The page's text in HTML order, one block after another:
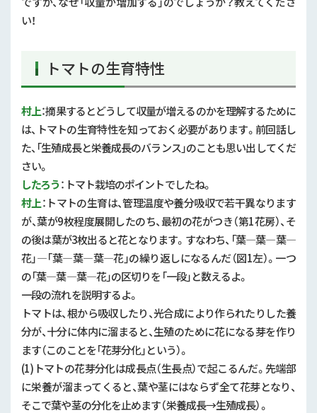
い！
トマトの生育特性
村上：摘果するとどうして収量が増えるのかを理解するために
は、トマトの生育特性を知っておく必要があります。前回話し
た、「生殖成長と栄養成長のバランス」のことも思い出してくだ
さい。
したろう：トマト栽培のポイントでしたね。
村上：トマトの生育は、管理温度や養分吸収で若干異なります
が、葉が9枚程度展開したのち、最初の花がつき（第1花房）、そ
の後は葉が3枚出ると花となります。すなわち、「葉―葉―葉―
花」―「葉―葉―葉―花」の繰り返しになるんだ（図1左）。一つ
の「葉―葉―葉―花」の区切りを「一段」と数えるよ。
一段の流れを説明するよ。
トマトは、根から吸収したり、光合成により作られたりした養
分が、十分に体内に溜まると、生殖のために花になる芽を作り
ます（このことを「花芽分化」という）。
(1)トマトの花芽分化は成長点（生長点）で起こるんだ。先端部
に栄養が溜まってくると、葉や茎にはならず全て花芽となり、
そこで葉や茎の分化を止めます（栄養成長→生殖成長）。
生産力強化対策
モデル経営・経営指導
地下水・グリーン農業・GAP
農作業安全
農薬・肥料
補助事業等
補助事業
農地集積・基盤整備
その他
基盤整備
農地集積
防災・減災・リスク軽減対策